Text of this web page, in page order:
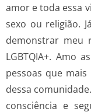
amor e toda essa
sexo ou religião.
demonstrar meu
LGBTQIA+. Amo as
pessoas que
dessa
consciência e